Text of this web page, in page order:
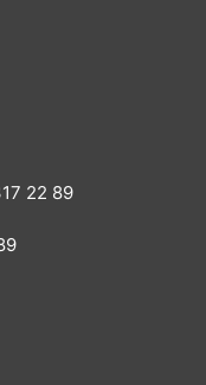
22 89